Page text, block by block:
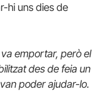
hi uns dies de
emportar, però el
des de feia un
poder ajudar-lo.